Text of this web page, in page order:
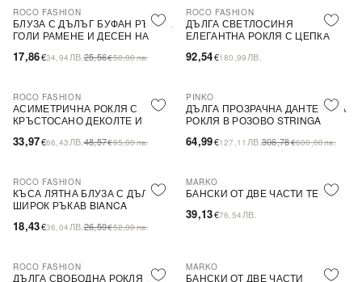
-30%
ROCO FASHION
БЛУЗА С ДЪЛЪГ БУФАН РЪКАВ,
ГОЛИ РАМЕНЕ И ДЕСЕН НА
17,86€34,94 ЛВ.25,56€50,00лв.
ROCO FASHION
ДЪЛГА СВЕТЛОСИНЯ
ЕЛЕГАНТНА РОКЛЯ С ЦЕПКА
92,54€180,99 ЛВ.
-30%
ROCO FASHION
АСИМЕТРИЧНА РОКЛЯ С
КРЪСТОСАНО ДЕКОЛТЕ И
33,97€66,43 ЛВ.48,57€95,00лв.
-79%
PINKO
ДЪЛГА ПРОЗРАЧНА ДАНТЕЛЕНА
РОКЛЯ В РОЗОВО STRINGA
64,99€127,11 ЛВ.306,78€600,00лв.
-31%
ROCO FASHION
КЪСА ЛЯТНА БЛУЗА С ДЪЛЪГ
ШИРОК РЪКАВ BIANCA
18,43€36,04 ЛВ.26,59€52,00лв.
MARKO
БАНСКИ ОТ ДВЕ ЧАСТИ TEONA
39,13€76,54 ЛВ.
-31%
ROCO FASHION
ДЪЛГА СВОБОДНА РОКЛЯ С
MARKO
БАНСКИ ОТ ДВЕ ЧАСТИ